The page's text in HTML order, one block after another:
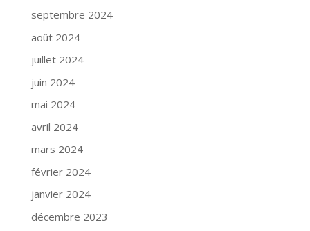
septembre 2024
août 2024
juillet 2024
juin 2024
mai 2024
avril 2024
mars 2024
février 2024
janvier 2024
décembre 2023